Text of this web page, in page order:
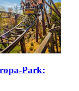
Park: